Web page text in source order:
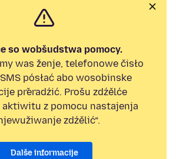
so wobšudstwa pomocy.
was ženje, telefonowe čisło
pósłać abo wosobinske
přeradźić. Prošu zdźělće
aktiwitu z pomocu nastajenja
zdźělić“.
Dalše informacije